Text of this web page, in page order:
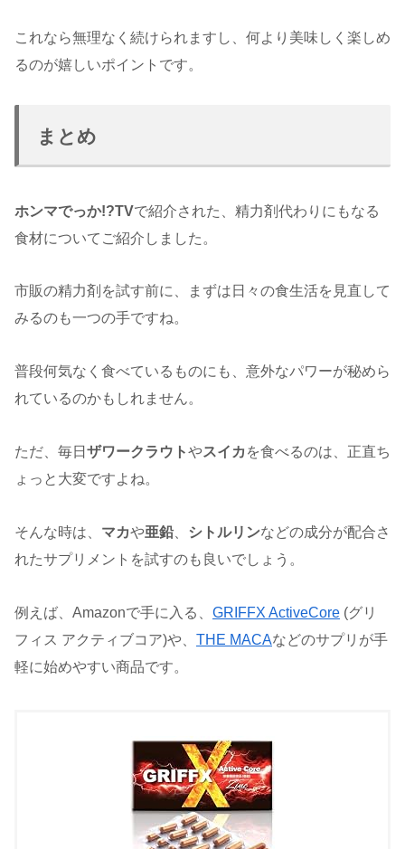
これなら無理なく続けられますし、何より美味しく楽しめ
るのが嬉しいポイントです。
まとめ
ホンマでっか!?TVで紹介された、精力剤代わりにもなる
食材についてご紹介しました。
市販の精力剤を試す前に、まずは日々の食生活を見直して
みるのも一つの手ですね。
普段何気なく食べているものにも、意外なパワーが秘めら
れているのかもしれません。
ただ、毎日 ザワークラウトやスイカ を食べるのは、正直ち
ょっと大変ですよね。
そんな時は、 マカや亜鉛、 シトルリンなどの成分が配合さ
れたサプリメントを試すのも良いでしょう。
例えば、Amazonで手に入る、 GRIFFX ActiveCore (グリ
フィス アクティブコア)や、 THE MACAなどのサプリが手
軽に始めやすい商品です。